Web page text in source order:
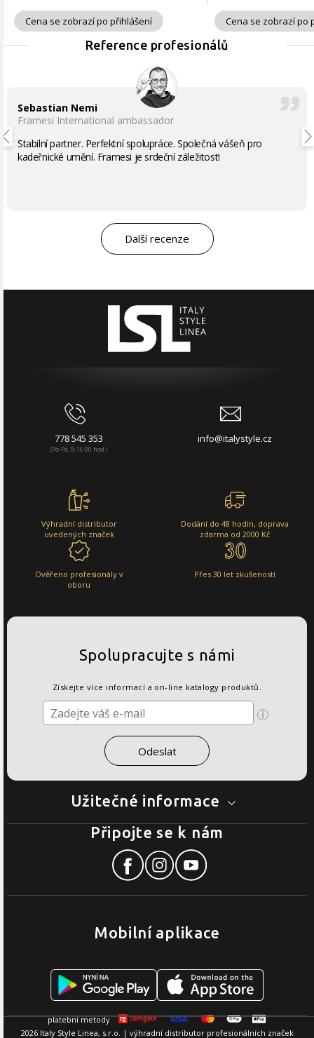
Cena se zobrazí po přihlášení Cena se zobrazí po
Reference profesionálů
Sebastian Nemi
Framesi International ambassador
Stabilní partner. Perfektní spolupráce. Společná vášeň pro
kadeřnické umění. Framesi je srdeční záležitost!
Další recenze
778 545 353
(Po-Pá, 8-16:00 hod.)
info@italystyle.cz
Výhradní distributor
uvedených značek
Dodání do 48 hodin, doprava
zdarma od 2000 Kč
Ověřeno profesionály v
oboru
Přes 30 let zkušeností
Užitečné informace
Spolupracujte s námi
Získejte více informací a on-line katalogy produktů.
Mobilní aplikace
Připojte se k nám
2026 Italy Style Linea, s.r.o. | výhradní distributor profesionálních značek